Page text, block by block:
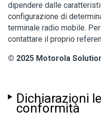
dipendere dalle
configurazione di
terminale radio mobile.
contattare il proprio
© 2025 Motorola
Dichiarazioni
conformità